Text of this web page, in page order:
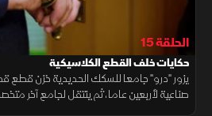
الحلقة 15
حكايات خلف القطع الكلاسيكية
يزور "درو" جامعا للسكك الحديدية خزن قطع
صناعية لأربعين عاما، ثم ينتقل لجامع آخر